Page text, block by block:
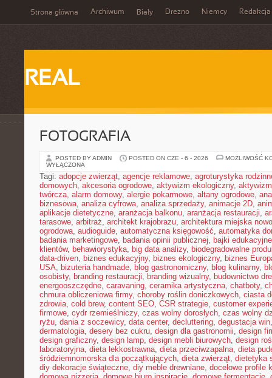
Strona główna Archiwum Biały Drezno Niemcy Redakcja
REAL
FOTOGRAFIA
POSTED BY ADMIN POSTED ON CZE - 6 - 2026
MOŻLIWOŚĆ
WYŁĄCZONA
Tagi: adopcje zwierząt, agencje reklamowe, agroturystyka
domowych, akcesoria ogrodowe, aktywizm ekologiczny,
twórcza, alarm domowy, alergie pokarmowe, altany ogrodowe,
biznesowa, analiza cyfrowa, analiza sprzedaży, animacje 2D,
aplikacje dietetyczne, aranżacja balkonu, aranżacja restauracji,
tarasowe, arbitraż, architekt krajobrazu, architektura miejska
ogrodowa, audioguide, automatyczna księgowość, automatyka
badania marketingowe, badania opinii publicznej, bajki edukacyjne
klientów, behawiorystyka, big data analizy, biodegradowalne
data-driven, biznes edukacyjny, biznes ekologiczny, biznes
USA, bizuteria handmade, blog gastronomiczny, blog kulinarny,
osobisty, branding restauracji, branding wizualny, budownictwo
energooszczędne, caravaning, ceramika artystyczna, chatboty,
chmura obliczeniowa firmy, choroby roślin doniczkowych, ciasta
zdrowia, cold brew, content SEO, CSR strategie, customer
firmowe, cydr rzemieślniczy, czas wolny dorosłych, czas wolny
ryżu, dania z soczewicy, data center, decluttering, degustacja win
dermatologia, desery bez cukru, design dla gastronomii, design
design graficzny, design lamp, design mebli biurowych, design
laboratoryjna, dieta lekkostrawna, dieta przeciwzapalna, dieta
śródziemnomorska dla początkujących, dieta zwierząt, dietetyka
diy dekoracje świąteczne, diy meble drewniane, docelowe profile